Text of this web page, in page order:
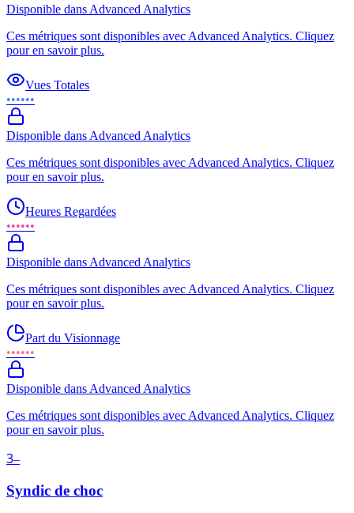
Disponible dans Advanced Analytics
Ces métriques sont disponibles avec Advanced Analytics. Cliquez
pour en savoir plus.
Vues Totales
••••••
Disponible dans Advanced Analytics
Ces métriques sont disponibles avec Advanced Analytics. Cliquez
pour en savoir plus.
Heures Regardées
••••••
Disponible dans Advanced Analytics
Ces métriques sont disponibles avec Advanced Analytics. Cliquez
pour en savoir plus.
Part du Visionnage
••••••
Disponible dans Advanced Analytics
Ces métriques sont disponibles avec Advanced Analytics. Cliquez
pour en savoir plus.
3–
Syndic de choc